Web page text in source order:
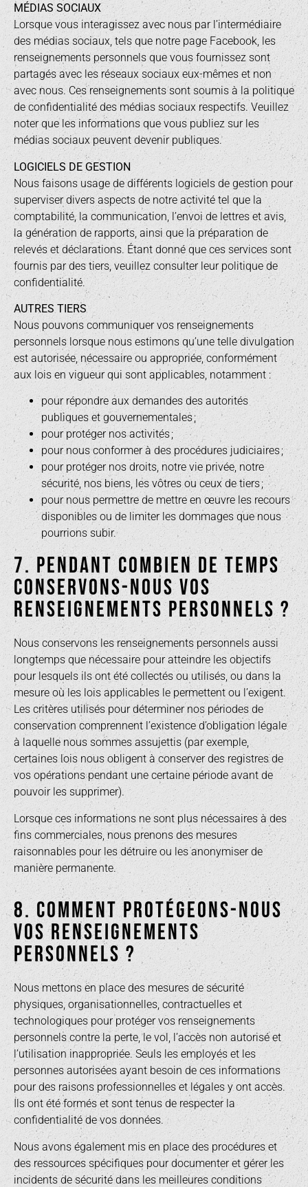
MÉDIAS SOCIAUX
Lorsque vous interagissez avec nous par l’intermédiaire
des médias sociaux, tels que notre page Facebook, les
renseignements personnels que vous fournissez sont
partagés avec les réseaux sociaux eux-mêmes et non
avec nous. Ces renseignements sont soumis à la politique
de confidentialité des médias sociaux respectifs. Veuillez
noter que les informations que vous publiez sur les
médias sociaux peuvent devenir publiques.
LOGICIELS DE GESTION
Nous faisons usage de différents logiciels de gestion pour
superviser divers aspects de notre activité tel que la
comptabilité, la communication, l’envoi de lettres et avis,
la génération de rapports, ainsi que la préparation de
relevés et déclarations. Étant donné que ces services sont
fournis par des tiers, veuillez consulter leur politique de
confidentialité.
AUTRES TIERS
Nous pouvons communiquer vos renseignements
personnels lorsque nous estimons qu’une telle divulgation
est autorisée, nécessaire ou appropriée, conformément
aux lois en vigueur qui sont applicables, notamment :
pour répondre aux demandes des autorités
publiques et gouvernementales ;
pour protéger nos activités ;
pour nous conformer à des procédures judiciaires ;
pour protéger nos droits, notre vie privée, notre
sécurité, nos biens, les vôtres ou ceux de tiers ;
pour nous permettre de mettre en œuvre les recours
disponibles ou de limiter les dommages que nous
pourrions subir.
7. PENDANT COMBIEN DE TEMPS
CONSERVONS-NOUS VOS
RENSEIGNEMENTS PERSONNELS ?
Nous conservons les renseignements personnels aussi
longtemps que nécessaire pour atteindre les objectifs
pour lesquels ils ont été collectés ou utilisés, ou dans la
mesure où les lois applicables le permettent ou l’exigent.
Les critères utilisés pour déterminer nos périodes de
conservation comprennent l’existence d’obligation légale
à laquelle nous sommes assujettis (par exemple,
certaines lois nous obligent à conserver des registres de
vos opérations pendant une certaine période avant de
pouvoir les supprimer).
Lorsque ces informations ne sont plus nécessaires à des
fins commerciales, nous prenons des mesures
raisonnables pour les détruire ou les anonymiser de
manière permanente.
8. COMMENT PROTÉGEONS-NOUS
VOS RENSEIGNEMENTS
PERSONNELS ?
Nous mettons en place des mesures de sécurité
physiques, organisationnelles, contractuelles et
technologiques pour protéger vos renseignements
personnels contre la perte, le vol, l’accès non autorisé et
l’utilisation inappropriée. Seuls les employés et les
personnes autorisées ayant besoin de ces informations
pour des raisons professionnelles et légales y ont accès.
Ils ont été formés et sont tenus de respecter la
confidentialité de vos données.
Nous avons également mis en place des procédures et
des ressources spécifiques pour documenter et gérer les
incidents de sécurité dans les meilleures conditions